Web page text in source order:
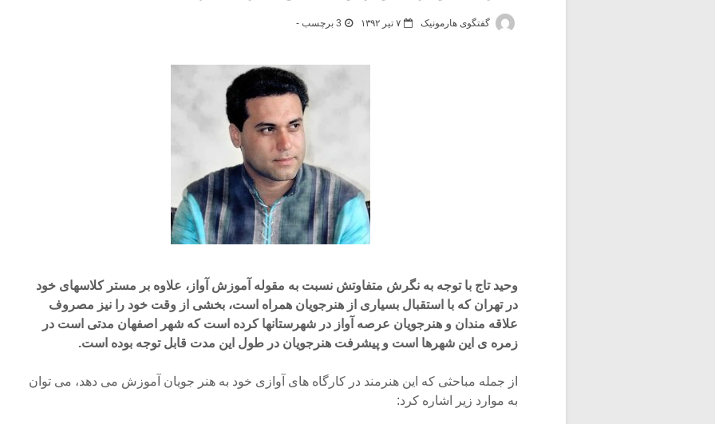
گفتگوی هارمونیک ۷ تیر ۱۳۹۲ 3 برچسب -
وحید تاج با توجه به نگرش متفاوتش نسبت به مقوله آموزش آواز، علاوه بر مستر کلاسهای خود
در تهران که با استقبال بسیاری از هنرجویان همراه است، بخشی از وقت خود را نیز مصروف
علاقه مندان و هنرجویان عرصه آواز در شهرستانها کرده است که شهر اصفهان مدتی است در
زمره ی این شهرها است و پیشرفت هنرجویان در طول این مدت قابل توجه بوده است.
از جمله مباحثی که این هنرمند در کارگاه های آوازی خود به هنر جویان آموزش می دهد، می توان
به موارد زیر اشاره کرد: